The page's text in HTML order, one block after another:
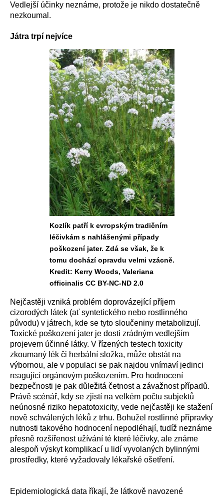
Vedlejší účinky neznáme, protože je nikdo dostatečně
nezkoumal.
Játra trpí nejvíce
Kozlík patří k evropským tradičním
léčivkám s nahlášenými případy
poškození jater. Zdá se však, že k
tomu dochází opravdu velmi vzácně.
Kredit: Kerry Woods, Valeriana
officinalis CC BY-NC-ND 2.0
Nejčastěji vzniká problém doprovázející příjem
cizorodých látek (ať syntetického nebo rostlinného
původu) v játrech, kde se tyto sloučeniny metabolizují.
Toxické poškození jater je dosti zrádným vedlejším
projevem účinné látky. V řízených testech toxicity
zkoumaný lék či herbální složka, může obstát na
výbornou, ale v populaci se pak najdou vnímaví jedinci
reagující orgánovým poškozením. Pro hodnocení
bezpečnosti je pak důležitá četnost a závažnost případů.
Právě scénář, kdy se zjistí na velkém počtu subjektů
neúnosné riziko hepatotoxicity, vede nejčastěji ke stažení
nově schválených léků z trhu. Bohužel rostlinné přípravky
nutnosti takového hodnocení nepodléhají, tudíž neznáme
přesně rozšířenost užívání té které léčivky, ale známe
alespoň výskyt komplikací u lidí vyvolaných bylinnými
prostředky, které vyžadovaly lékařské ošetření.
Epidemiologická data říkají, že látkově navozené